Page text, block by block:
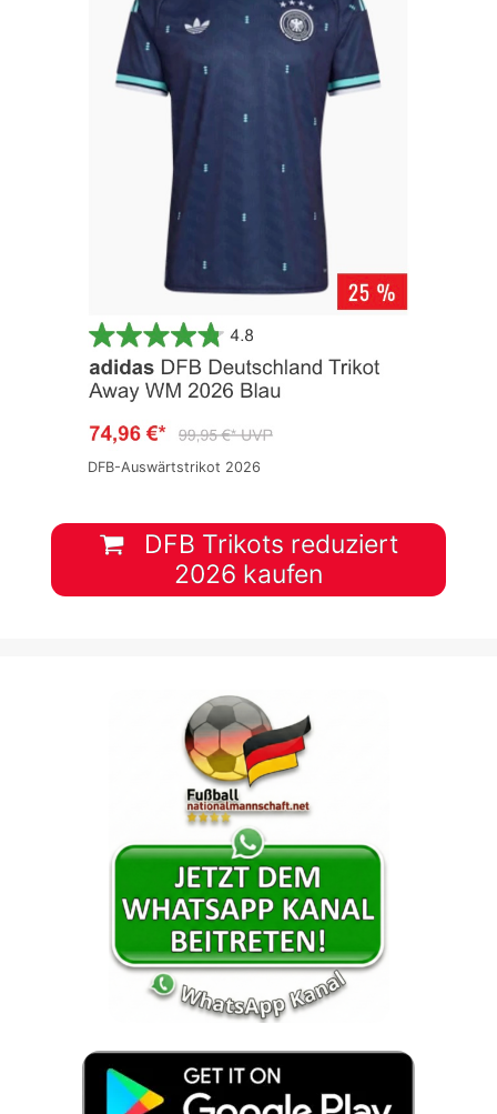
DFB-Auswärtstrikot 2026
DFB Trikots reduziert
2026 kaufen